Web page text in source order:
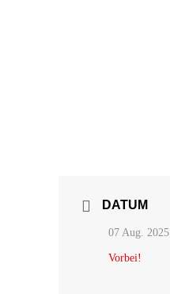
DATUM
07 Aug. 2025
Vorbei!